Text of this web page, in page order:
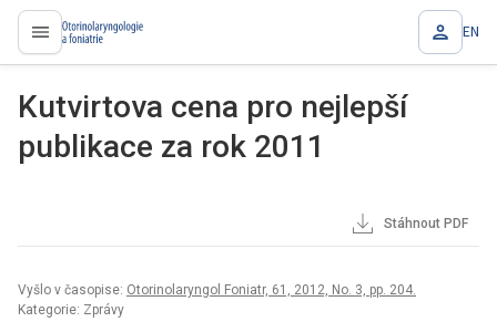
proLékaře.cz EN
Kutvirtova cena pro nejlepší
publikace za rok 2011
Stáhnout PDF
Vyšlo v časopise: Otorinolaryngol Foniatr, 61, 2012, No. 3, pp. 204.
Kategorie: Zprávy